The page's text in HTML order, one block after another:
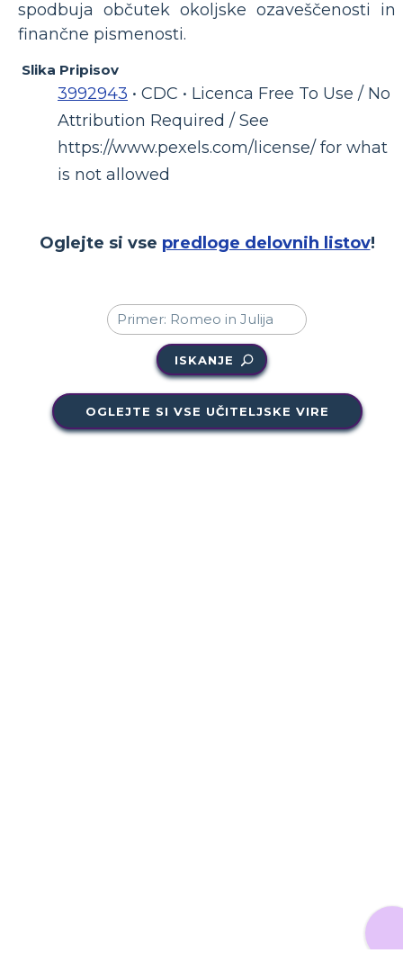
spodbuja občutek okoljske ozaveščenosti in
finančne pismenosti.
Slika Pripisov
3992943 • CDC • Licenca Free To Use / No
Attribution Required / See
https://www.pexels.com/license/ for what
is not allowed
Oglejte si vse predloge delovnih listov!
ISKANJE
OGLEJTE SI VSE UČITELJSKE VIRE